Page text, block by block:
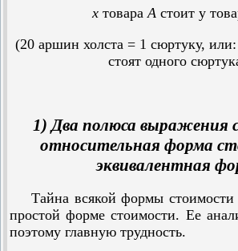
хтовара А стоит у
(20 аршин холста = 1 сюртуку,
стоят одного
1) Два полюса выражения
относительная форма
эквивалентная
Тайна всякой формы стоимости
простой форме стоимости. Ее
поэтому главную трудность.